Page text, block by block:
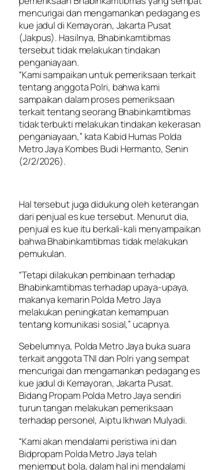
mencurigai dan mengamankan pedagang es
kue jadul di Kemayoran, Jakarta Pusat
(Jakpus). Hasilnya, Bhabinkamtibmas
tersebut tidak melakukan tindakan
penganiayaan.
“Kami sampaikan untuk pemeriksaan terkait
tentang anggota Polri, bahwa kami
sampaikan dalam proses pemeriksaan
terkait tentang seorang Bhabinkamtibmas
tidak terbukti melakukan tindakan kekerasan
penganiayaan,” kata Kabid Humas Polda
Metro Jaya Kombes Budi Hermanto, Senin
(2/2/2026).
Hal tersebut juga didukung oleh keterangan
dari penjual es kue tersebut. Menurut dia,
penjual es kue itu berkali-kali menyampaikan
bahwa Bhabinkamtibmas tidak melakukan
pemukulan.
“Tetapi dilakukan pembinaan terhadap
Bhabinkamtibmas terhadap upaya-upaya,
makanya kemarin Polda Metro Jaya
melakukan peningkatan kemampuan
tentang komunikasi sosial,” ucapnya.
Sebelumnya, Polda Metro Jaya buka suara
terkait anggota TNI dan Polri yang sempat
mencurigai dan mengamankan pedagang es
kue jadul di Kemayoran, Jakarta Pusat.
Bidang Propam Polda Metro Jaya sendiri
turun tangan melakukan pemeriksaan
terhadap personel, Aiptu Ikhwan Mulyadi.
“Kami akan mendalami peristiwa ini dan
Bidpropam Polda Metro Jaya telah
menjemput bola, dalam hal ini mendalami